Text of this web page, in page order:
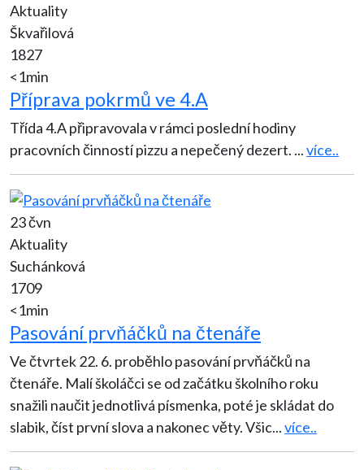
Aktuality
Škvařilová
1827
<1min
Příprava pokrmů ve 4.A
Třída 4.A připravovala v rámci poslední hodiny
pracovních činností pizzu a nepečený dezert. ...více..
23 čvn
Aktuality
Suchánková
1709
<1min
Pasování prvňáčků na čtenáře
Ve čtvrtek 22. 6. proběhlo pasování prvňáčků na
čtenáře. Malí školáčci se od začátku školního roku
snažili naučit jednotlivá písmenka, poté je skládat do
slabik, číst první slova a nakonec věty. Všic...více..